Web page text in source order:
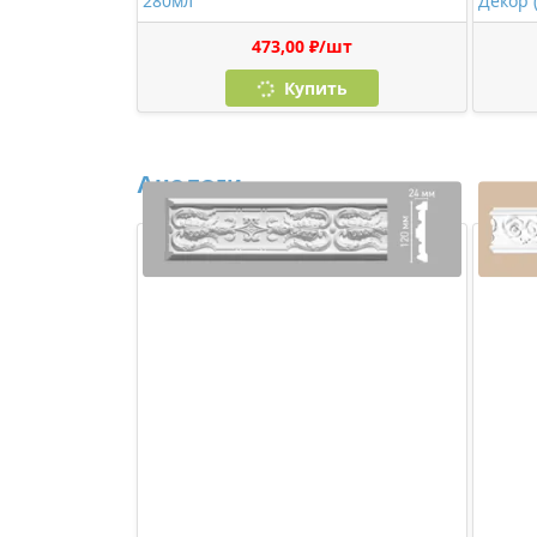
473,00 ₽/шт
Купить
Аналоги